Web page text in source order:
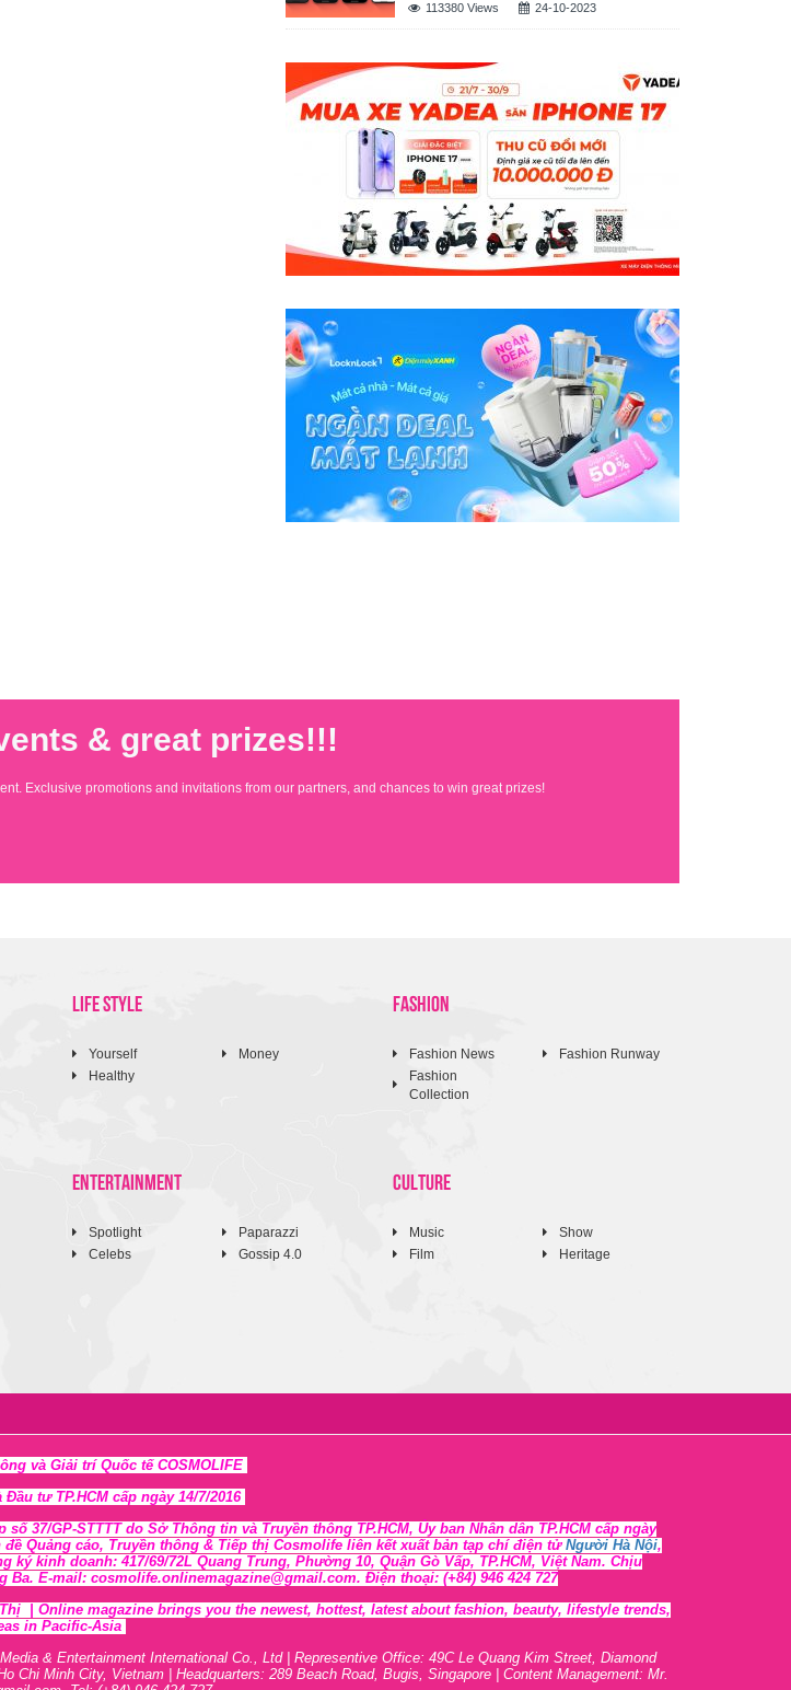
113380 Views 24-10-2023
& great prizes!!!
Exclusive promotions and invitations from our partners, and chances to win great prizes!
LIFE STYLE
Yourself
Healthy
Money
FASHION
Fashion News
Fashion
Collection
Fashion Runway
ENTERTAINMENT
Spotlight
Celebs
Paparazzi
Gossip 4.0
CULTURE
Music
Film
Show
Heritage
và Giải trí Quốc tế COSMOLIFE
tư TP.HCM cấp ngày 14/7/2016
số 37/GP-STTTT do Sở Thông tin và Truyền thông TP.HCM, Ủy ban Nhân dân TP.HCM cấp ngày
Quảng cáo, Truyền thông & Tiếp thị Cosmolife liên kết xuất bản tạp chí điện tửNgười Hà Nội,
ký kinh doanh: 417/69/72L Quang Trung, Phường 10, Quận Gò Vấp, TP.HCM, Việt Nam. Chịu
E-mail: cosmolife.onlinemagazine@gmail.com. Điện thoại: (+84) 946 424 727
| Online magazine brings you the newest, hottest, latest about fashion, beauty, lifestyle trends,
in Pacific-Asia
& Entertainment International Co., Ltd | Representive Office: 49C Le Quang Kim Street, Diamond
o Chi Minh City, Vietnam | Headquarters: 289 Beach Road, Bugis, Singapore | Content Management: Mr.